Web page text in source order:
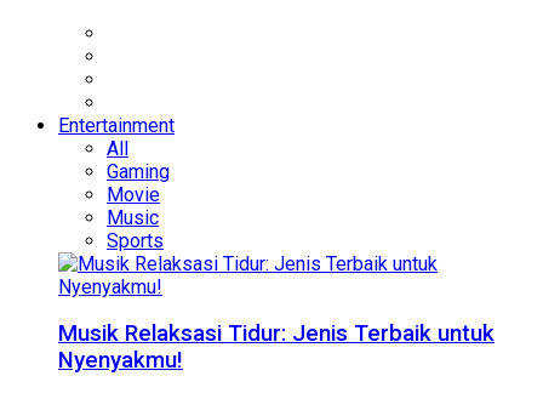
Entertainment
All
Gaming
Movie
Music
Sports
Musik Relaksasi Tidur: Jenis Terbaik untuk
Nyenyakmu!